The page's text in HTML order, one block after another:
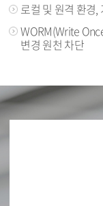
로컬 및 원격 환경
WORM(Write
변경 원천 차단